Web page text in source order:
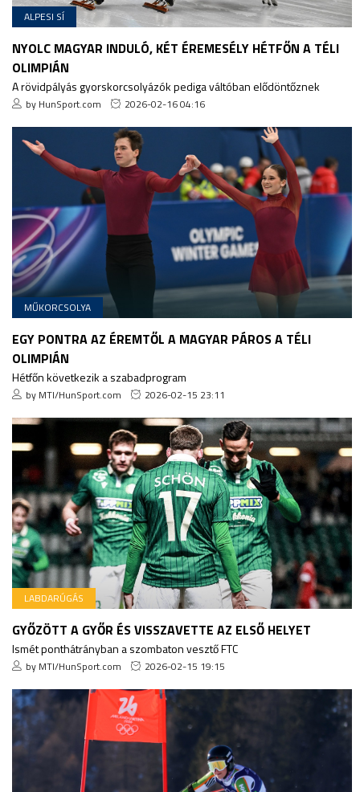
ALPESI SÍ
NYOLC MAGYAR INDULÓ, KÉT ÉREMESÉLY HÉTFŐN A TÉLI
OLIMPIÁN
A rövidpályás gyorskorcsolyázók pediga váltóban elődöntőznek
by HunSport.com 2026-02-16 04:16
MŰKORCSOLYA
EGY PONTRA AZ ÉREMTŐL A MAGYAR PÁROS A TÉLI
OLIMPIÁN
Hétfőn következik a szabadprogram
by MTI/HunSport.com 2026-02-15 23:11
LABDARÚGÁS
GYŐZÖTT A GYŐR ÉS VISSZAVETTE AZ ELSŐ HELYET
Ismét ponthátrányban a szombaton vesztő FTC
by MTI/HunSport.com 2026-02-15 19:15